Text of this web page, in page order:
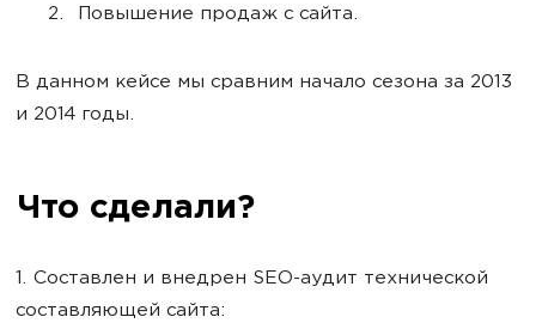
Повышение продаж с сайта.
В данном кейсе мы сравним начало сезона за 2013
и 2014 годы.
Что сделали?
1. Составлен и внедрен SEO-аудит технической
составляющей сайта: